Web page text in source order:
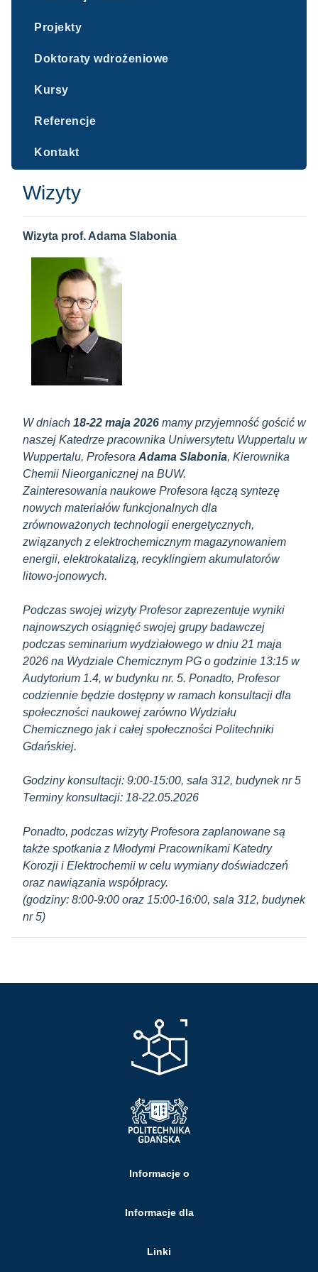
Projekty
Doktoraty wdrożeniowe
Kursy
Referencje
Kontakt
Wizyty
Wizyta prof. Adama Slabonia
W dniach 18-22 maja 2026 mamy przyjemność gościć w
naszej Katedrze pracownika Uniwersytetu Wuppertalu w
Wuppertalu, Profesora Adama Slabonia, Kierownika
Chemii Nieorganicznej na BUW.
Zainteresowania naukowe Profesora łączą syntezę
nowych materiałów funkcjonalnych dla
zrównoważonych technologii energetycznych,
związanych z elektrochemicznym magazynowaniem
energii, elektrokatalizą, recyklingiem akumulatorów
litowo-jonowych.
Podczas swojej wizyty Profesor zaprezentuje wyniki
najnowszych osiągnięć swojej grupy badawczej
podczas seminarium wydziałowego w dniu 21 maja
2026 na Wydziale Chemicznym PG o godzinie 13:15 w
Audytorium 1.4, w budynku nr. 5. Ponadto, Profesor
codziennie będzie dostępny w ramach konsultacji dla
społeczności naukowej zarówno Wydziału
Chemicznego jak i całej społeczności Politechniki
Gdańskiej.
Godziny konsultacji: 9:00-15:00, sala 312, budynek nr 5
Terminy konsultacji: 18-22.05.2026
Ponadto, podczas wizyty Profesora zaplanowane są
także spotkania z Młodymi Pracownikami Katedry
Korozji i Elektrochemii w celu wymiany doświadczeń
oraz nawiązania współpracy.
(godziny: 8:00-9:00 oraz 15:00-16:00, sala 312, budynek
nr 5)
Informacje o
Informacje dla
Linki